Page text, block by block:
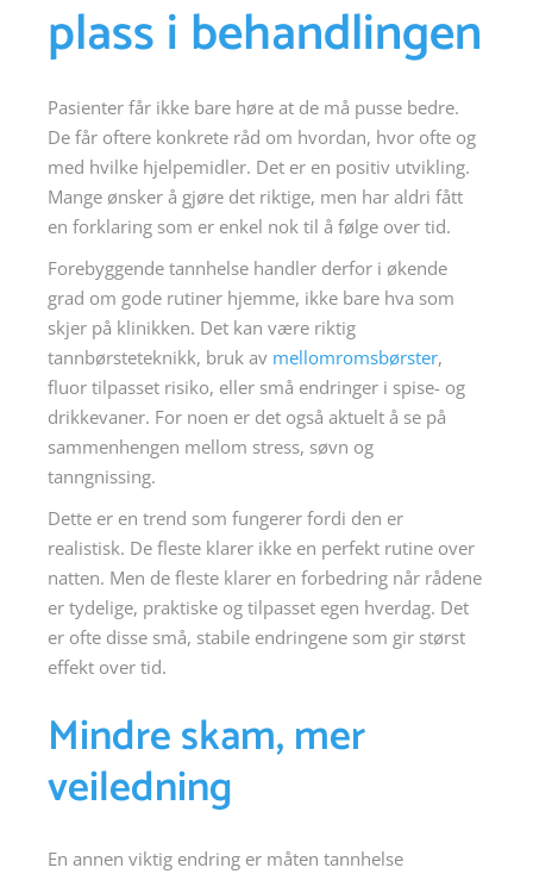
plass i behandlingen
Pasienter får ikke bare høre at de må pusse bedre.
De får oftere konkrete råd om hvordan, hvor ofte og
med hvilke hjelpemidler. Det er en positiv utvikling.
Mange ønsker å gjøre det riktige, men har aldri fått
en forklaring som er enkel nok til å følge over tid.
Forebyggende tannhelse handler derfor i økende
grad om gode rutiner hjemme, ikke bare hva som
skjer på klinikken. Det kan være riktig
tannbørsteteknikk, bruk av mellomromsbørster,
fluor tilpasset risiko, eller små endringer i spise- og
drikkevaner. For noen er det også aktuelt å se på
sammenhengen mellom stress, søvn og
tanngnissing.
Dette er en trend som fungerer fordi den er
realistisk. De fleste klarer ikke en perfekt rutine over
natten. Men de fleste klarer en forbedring når rådene
er tydelige, praktiske og tilpasset egen hverdag. Det
er ofte disse små, stabile endringene som gir størst
effekt over tid.
Mindre skam, mer
veiledning
En annen viktig endring er måten tannhelse